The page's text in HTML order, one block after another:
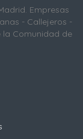
Empresas
- Callejeros -
Comunidad de